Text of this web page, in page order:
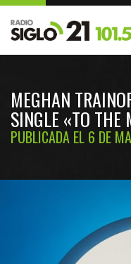
MEGHAN
SINGLE «TO THE
PUBLICADA EL 6 DE